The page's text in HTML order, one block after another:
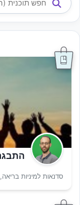
סדנאות למיניות